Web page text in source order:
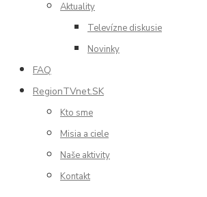
Aktuality
Televízne diskusie
Novinky
FAQ
RegionTVnet.SK
Kto sme
Misia a ciele
Naše aktivity
Kontakt